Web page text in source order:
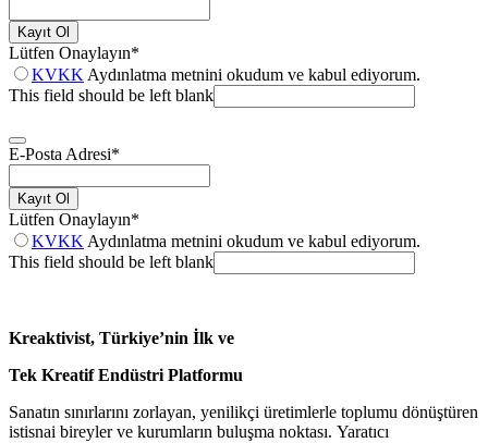
Kayıt Ol
Lütfen Onaylayın*
KVKK Aydınlatma metnini okudum ve kabul ediyorum.
This field should be left blank
E-Posta Adresi*
Kayıt Ol
Lütfen Onaylayın*
KVKK Aydınlatma metnini okudum ve kabul ediyorum.
This field should be left blank
Kreaktivist, Türkiye’nin İlk ve
Tek Kreatif Endüstri Platformu
Sanatın sınırlarını zorlayan, yenilikçi üretimlerle toplumu dönüştüren
istisnai bireyler ve kurumların buluşma noktası. Yaratıcı